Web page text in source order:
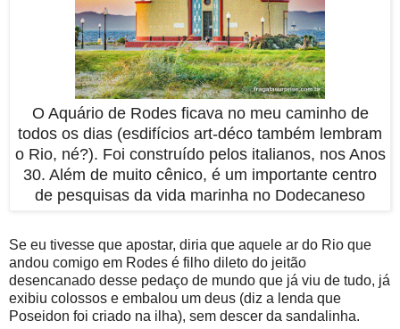
O Aquário de Rodes ficava no meu caminho de
todos os dias (esdifícios art-déco também lembram
o Rio, né?). Foi construído pelos italianos, nos Anos
30. Além de muito cênico, é um importante centro
de pesquisas da vida marinha no Dodecaneso
Se eu tivesse que apostar, diria que aquele ar do Rio que
andou comigo em Rodes é filho dileto do jeitão
desencanado desse pedaço de mundo que já viu de tudo, já
exibiu colossos e embalou um deus (diz a lenda que
Poseidon foi criado na ilha), sem descer da sandalinha.